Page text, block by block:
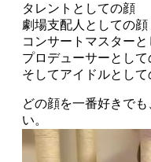
タレントとしての顔
劇場支配人としての顔
コンサートマスター
プロデューサーとして
そしてアイドルとして
どの顔を一番好きで
い。